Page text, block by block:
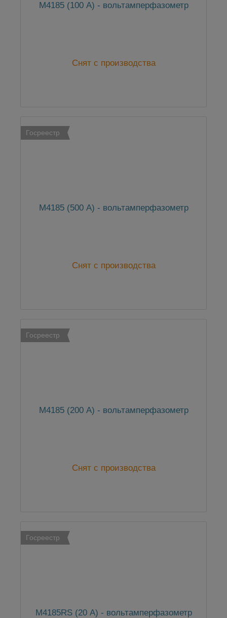
М4185 (100 А) - вольтамперфазометр
Снят с производства
Госреестр
М4185 (500 А) - вольтамперфазометр
Снят с производства
Госреестр
М4185 (200 А) - вольтамперфазометр
Снят с производства
Госреестр
М4185RS (20 А) - вольтамперфазометр